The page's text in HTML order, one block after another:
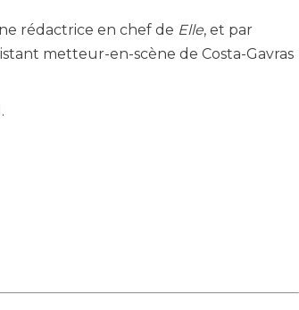
rédactrice en chef de Elle, et par
metteur-en-scène de Costa-Gavras